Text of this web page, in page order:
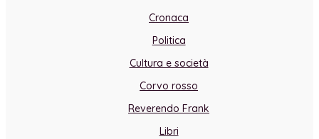
Cronaca
Politica
Cultura e società
Corvo rosso
Reverendo Frank
Libri